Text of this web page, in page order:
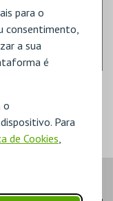
para o
consentimento,
a sua
é
o
Para
de Cookies